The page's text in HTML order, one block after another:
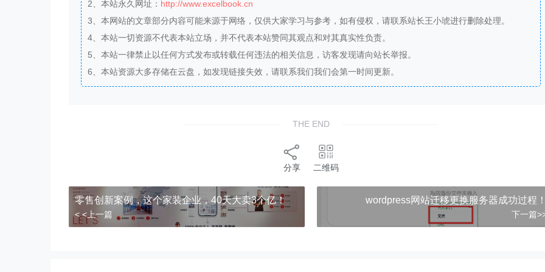
2、本站永久网址： http://www.excelbook.cn
3、本网站的文章部分内容可能来源于网络，仅供大家学习与参考，如有侵权，请联系站长王小琥进行删除处理。
4、本站一切资源不代表本站立场，并不代表本站赞同其观点和对其真实性负责。
5、本站一律禁止以任何方式发布或转载任何违法的相关信息，访客发现请向站长举报。
6、本站资源大多存储在云盘，如发现链接失效，请联系我们我们会第一时间更新。
THE END
分享 二维码
​​零售创新案例，这个家装企业，40天大卖3个亿！
< <上一篇
wordpress网站迁移更换服务器成功过程
下一篇